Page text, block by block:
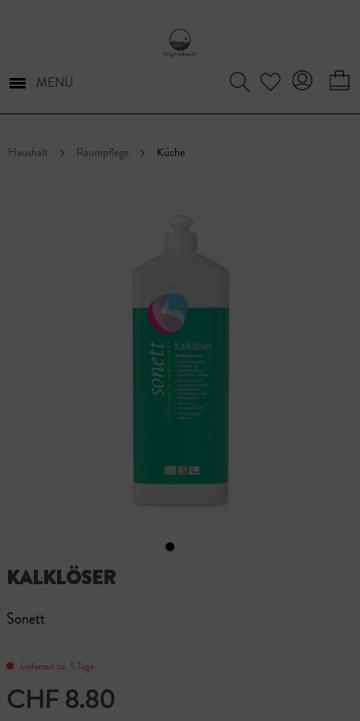
MENÜ
Haushalt Raumpflege Küche
KALKLÖSER
Sonett
Lieferzeit ca. 5 Tage
CHF 8.80